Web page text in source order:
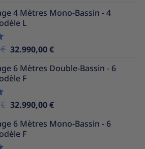
initial
était :
actuel
4 Mètres Mono-Bassin - 4
L
€ Le
initial
était :
32.990,00€Le
actuel
6 Mètres Double-Bassin - 6
F
€ Le
initial
était :
32.990,00€Le
actuel
6 Mètres Mono-Bassin - 6
F